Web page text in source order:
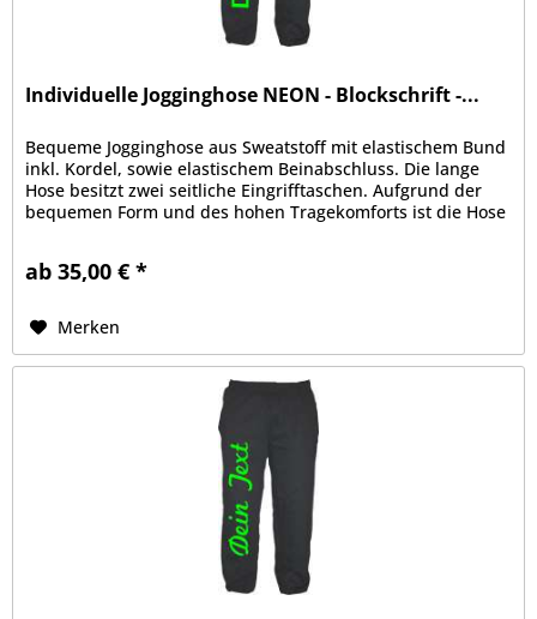
Individuelle Jogginghose NEON - Blockschrift -...
Bequeme Jogginghose aus Sweatstoff mit elastischem Bund
inkl. Kordel, sowie elastischem Beinabschluss. Die lange
Hose besitzt zwei seitliche Eingrifftaschen. Aufgrund der
bequemen Form und des hohen Tragekomforts ist die Hose
ab 35,00 € *
Merken